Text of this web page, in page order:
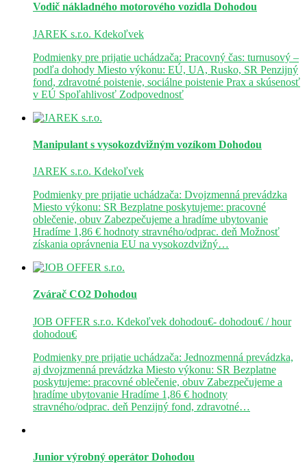
Vodič nákladného motorového vozidla Dohodou
JAREK s.r.o. Kdekoľvek
Podmienky pre prijatie uchádzača: Pracovný čas: turnusový –
podľa dohody Miesto výkonu: EÚ, UA, Rusko, SR Penzijný
fond, zdravotné poistenie, sociálne poistenie Prax a skúsenosť
v EÚ Spoľahlivosť Zodpovednosť
Manipulant s vysokozdvižným vozíkom Dohodou
JAREK s.r.o. Kdekoľvek
Podmienky pre prijatie uchádzača: Dvojzmenná prevádzka
Miesto výkonu: SR Bezplatne poskytujeme: pracovné
oblečenie, obuv Zabezpečujeme a hradíme ubytovanie
Hradíme 1,86 € hodnoty stravného/odprac. deň Možnosť
získania oprávnenia EU na vysokozdvižný…
Zvárač CO2 Dohodou
JOB OFFER s.r.o. Kdekoľvek dohodou€- dohodou€ / hour
dohodou€
Podmienky pre prijatie uchádzača: Jednozmenná prevádzka,
aj dvojzmenná prevádzka Miesto výkonu: SR Bezplatne
poskytujeme: pracovné oblečenie, obuv Zabezpečujeme a
hradíme ubytovanie Hradíme 1,86 € hodnoty
stravného/odprac. deň Penzijný fond, zdravotné…
Junior výrobný operátor Dohodou